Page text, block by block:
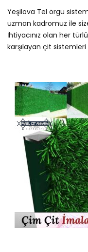
Yeşilova Tel örgü
uzman kadromuz ile
İhtiyacınız olan her
karşılayan çit sistemleri